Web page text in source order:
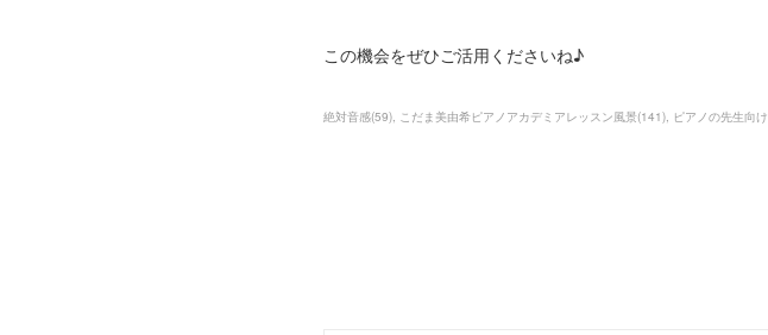
この機会をぜひご活用くださいね♪
絶対音感(59) こだま美由希ピアノアカデミアレッスン風景(141) ピアノの先生向け